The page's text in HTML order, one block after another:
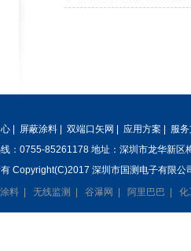
屏蔽涂料 双端口矢网 应用方案
服
：0755-85261178 地址：深圳市龙华新区
Copyright(C)2017 深圳市国测电子有限公
料 无线监测 谷瀑网 阿里巴巴 化